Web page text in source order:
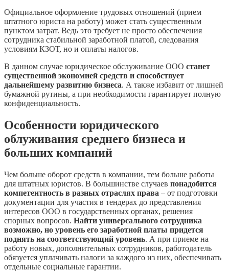
Официальное оформление трудовых отношений (прием
штатного юриста на работу) может стать существенным
пунктом затрат. Ведь это требует не просто обеспечения
сотрудника стабильной заработной платой, следования
условиям КЗОТ, но и оплаты налогов.
В данном случае юридическое обслуживание ООО станет
существенной экономией средств и способствует
дальнейшему развитию бизнеса. А также избавит от лишней
бумажной рутины, а при необходимости гарантирует полную
конфиденциальность.
Особенности юридического
облуживания среднего бизнеса и
больших компаний
Чем больше оборот средств в компании, тем больше работы
для штатных юристов. В большинстве случаев понадобится
компетентность в разных отраслях права – от подготовки
документации для участия в тендерах до представления
интересов ООО в государственных органах, решения
спорных вопросов. Найти универсального сотрудника
возможно, но уровень его заработной платы придется
поднять на соответствующий уровень. А при приеме на
работу новых, дополнительных сотрудников, работодатель
обязуется уплачивать налоги за каждого из них, обеспечивать
отдельные социальные гарантии.